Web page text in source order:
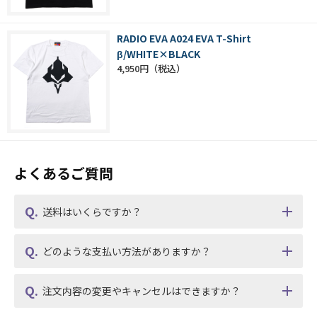
RADIO EVA A024 EVA T-Shirt
β/WHITE×BLACK
4,950円
よくあるご質問
送料はいくらですか？
どのような支払い方法がありますか？
注文内容の変更やキャンセルはできますか？